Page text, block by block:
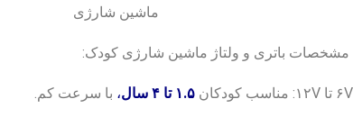
ماشین شارژی
مشخصات باتری و ولتاژ ماشین شارژی کودک:
۶V تا ۱۲V: مناسب کودکان ۱.۵ تا ۴ سال ، با سرعت کم.